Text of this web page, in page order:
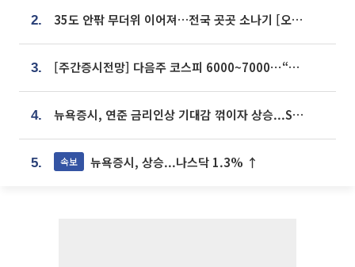
2. 35도 안팎 무더위 이어져…전국 곳곳 소나기 [오늘 날씨]
3. [주간증시전망] 다음주 코스피 6000~7000⋯“外人 수급은 정책이 변수”
4. 뉴욕증시, 연준 금리인상 기대감 꺾이자 상승...S&P500 사상 최고치 [종합]
5. 속보 뉴욕증시, 상승...나스닥 1.3% ↑